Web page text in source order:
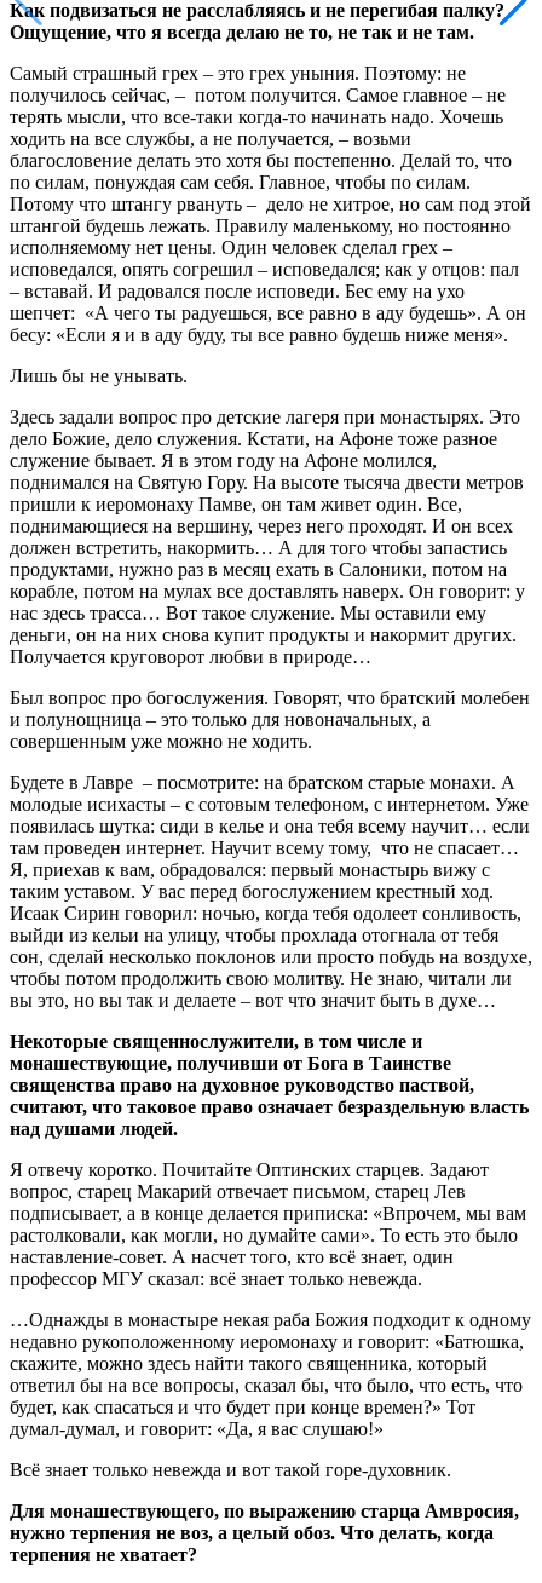
Как подвизаться не расслабляясь и не перегибая палку?
Ощущение, что я всегда делаю не то, не так и не там.
Самый страшный грех – это грех уныния. Поэтому: не
получилось сейчас, – потом получится. Самое главное – не
терять мысли, что все-таки когда-то начинать надо. Хочешь
ходить на все службы, а не получается, – возьми
благословение делать это хотя бы постепенно. Делай то, что
по силам, понуждая сам себя. Главное, чтобы по силам.
Потому что штангу рвануть – дело не хитрое, но сам под этой
штангой будешь лежать. Правилу маленькому, но постоянно
исполняемому нет цены. Один человек сделал грех –
исповедался, опять согрешил – исповедался; как у отцов: пал
– вставай. И радовался после исповеди. Бес ему на ухо
шепчет: «А чего ты радуешься, все равно в аду будешь». А он
бесу: «Если я и в аду буду, ты все равно будешь ниже меня».
Лишь бы не унывать.
Здесь задали вопрос про детские лагеря при монастырях. Это
дело Божие, дело служения. Кстати, на Афоне тоже разное
служение бывает. Я в этом году на Афоне молился,
поднимался на Святую Гору. На высоте тысяча двести метров
пришли к иеромонаху Памве, он там живет один. Все,
поднимающиеся на вершину, через него проходят. И он всех
должен встретить, накормить… А для того чтобы запастись
продуктами, нужно раз в месяц ехать в Салоники, потом на
корабле, потом на мулах все доставлять наверх. Он говорит: у
нас здесь трасса… Вот такое служение. Мы оставили ему
деньги, он на них снова купит продукты и накормит других.
Получается круговорот любви в природе…
Был вопрос про богослужения. Говорят, что братский молебен
и полунощница – это только для новоначальных, а
совершенным уже можно не ходить.
Будете в Лавре – посмотрите: на братском старые монахи. А
молодые исихасты – с сотовым телефоном, с интернетом. Уже
появилась шутка: сиди в келье и она тебя всему научит… если
там проведен интернет. Научит всему тому, что не спасает…
Я, приехав к вам, обрадовался: первый монастырь вижу с
таким уставом. У вас перед богослужением крестный ход.
Исаак Сирин говорил: ночью, когда тебя одолеет сонливость,
выйди из кельи на улицу, чтобы прохлада отогнала от тебя
сон, сделай несколько поклонов или просто побудь на воздухе,
чтобы потом продолжить свою молитву. Не знаю, читали ли
вы это, но вы так и делаете – вот что значит быть в духе…
Некоторые священнослужители, в том числе и
монашествующие, получивши от Бога в Таинстве
священства право на духовное руководство паствой,
считают, что таковое право означает безраздельную власть
над душами людей.
Я отвечу коротко. Почитайте Оптинских старцев. Задают
вопрос, старец Макарий отвечает письмом, старец Лев
подписывает, а в конце делается приписка: «Впрочем, мы вам
растолковали, как могли, но думайте сами». То есть это было
наставление-совет. А насчет того, кто всё знает, один
профессор МГУ сказал: всё знает только невежда.
…Однажды в монастыре некая раба Божия подходит к одному
недавно рукоположенному иеромонаху и говорит: «Батюшка,
скажите, можно здесь найти такого священника, который
ответил бы на все вопросы, сказал бы, что было, что есть, что
будет, как спасаться и что будет при конце времен?» Тот
думал-думал, и говорит: «Да, я вас слушаю!»
Всё знает только невежда и вот такой горе-духовник.
Для монашествующего, по выражению старца Амвросия,
нужно терпения не воз, а целый обоз. Что делать, когда
терпения не хватает?